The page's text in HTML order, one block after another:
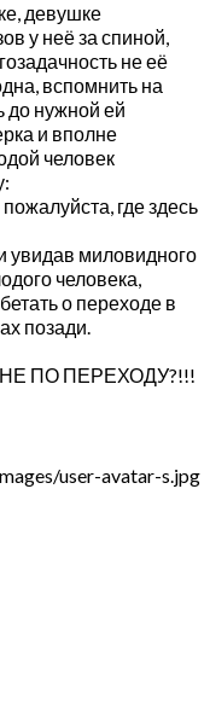
девушке
у неё за спиной,
не её
вспомнить на
до нужной ей
и вполне
человек
где здесь
увидав миловидного
человека,
о переходе в
позади.
ПО ПЕРЕХОДУ?!!!